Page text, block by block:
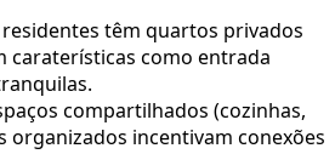
residentes têm quartos privados
caraterísticas como entrada
compartilhados (cozinhas,
organizados incentivam conexões